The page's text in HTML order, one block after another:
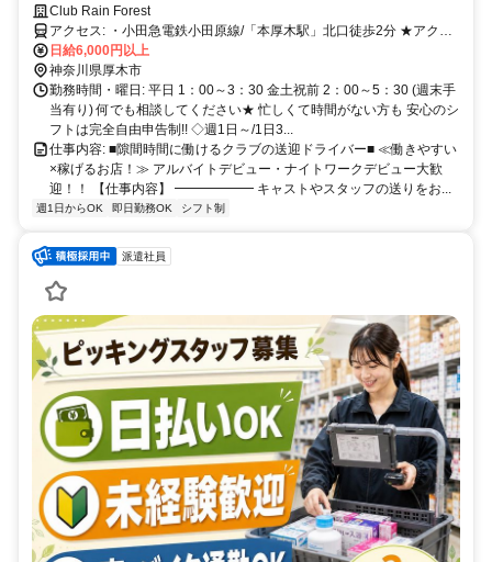
ポストも多数あり！ ほとんどの方が未経験スタート◎
Club Rain Forest
アクセス: ・小田急電鉄小田原線/「本厚木駅」北口徒歩2分 ★アクセ
スが非常に良い★ ◎新宿、横浜、町田、海老名、小田原、御殿場、
藤沢、鎌倉、横浜中華街、渋谷、六本木、品川、成田空港、羽田空
港、横浜アリーナ、横浜コスモワールド、横浜スタジアム、新横浜、
横浜ベイサイド、川崎、横浜八景島、横浜動物園、横浜国際競技場、
横浜新滝島、横浜南滝島、横浜みなとみらいetcからもでアクセス便
利です！
日給6,000円以上
神奈川県厚木市
勤務時間・曜日: 平日 1：00～3：30 金土祝前 2：00～5：30 (週末手
当有り) 何でも相談してください★ 忙しくて時間がない方も 安心のシ
フトは完全自由申告制!! ◇週1日～/1日3...
仕事内容: ■隙間時間に働けるクラブの送迎ドライバー■ ≪働きやすい
×稼げるお店！≫ アルバイトデビュー・ナイトワークデビュー大歓
迎！！ 【仕事内容】 ━━━━━━ キャストやスタッフの送りをお...
週1日からOK 即日勤務OK シフト制
派遣社員